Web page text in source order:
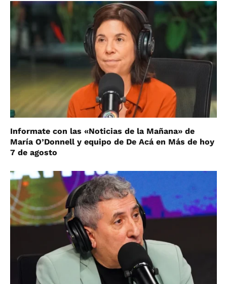
Informate con las «Noticias de la Mañana» de
María O’Donnell y equipo de De Acá en Más de hoy
7 de agosto